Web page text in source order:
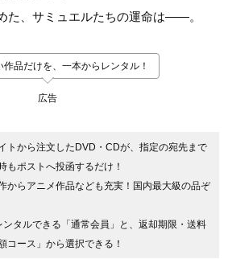
た、サミュエルたちの運命は――。
作品だけを、一本からレンタル！
広告
トから注文したDVD・CDが、指定の宛先まで
もポストへ投函するだけ！
からアニメ作品なども充実！国内最大級の品ぞ
ンタルできる「通常会員」と、返却期限・送料
コース」から選択できる！